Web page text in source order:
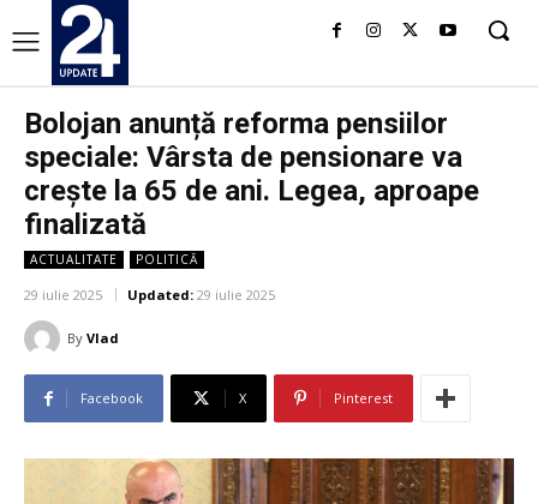
Bolojan anunță reforma pensiilor
speciale: Vârsta de pensionare va
crește la 65 de ani. Legea, aproape
finalizată
ACTUALITATE POLITICĂ
29 iulie 2025 Updated: 29 iulie 2025
By Vlad
Facebook X Pinterest